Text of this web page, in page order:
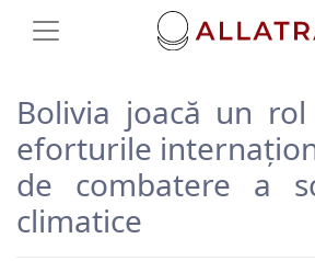
Bolivia joacă un
eforturile
de combatere a
climatice